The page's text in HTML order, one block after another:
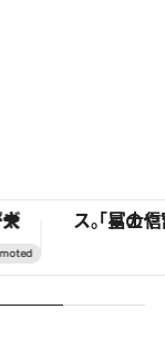
ルーズ